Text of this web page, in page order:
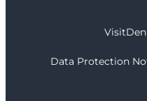
Data Protection